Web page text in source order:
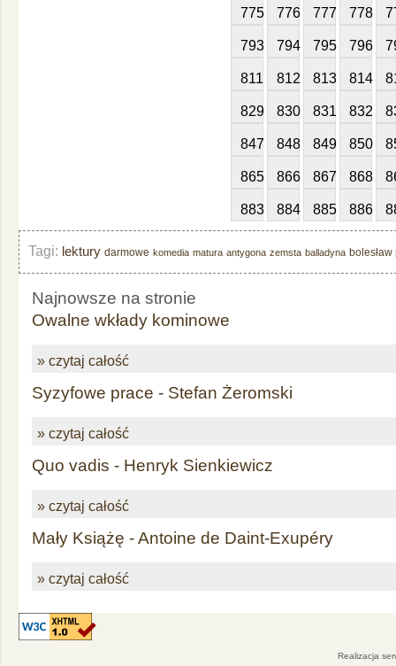
775 776 777 778
793 794 795 796
811 812 813 814
829 830 831 832
847 848 849 850
865 866 867 868
883 884 885 886
Tagi: lektury darmowe komedia matura antygona zemsta balladyna bolesław
Najnowsze na stronie
Owalne wkłady kominowe
» czytaj całość
Syzyfowe prace - Stefan Żeromski
» czytaj całość
Quo vadis - Henryk Sienkiewicz
» czytaj całość
Mały Książę - Antoine de Daint-Exupéry
» czytaj całość
Realizacja